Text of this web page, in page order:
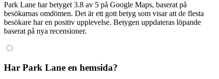
Park Lane har betyget 3.8 av 5 på Google Maps, baserat på
besökarnas omdömen. Det är ett gott betyg som visar att de flesta
besökare har en positiv upplevelse. Betygen uppdateras löpande
baserat på nya recensioner.
Har Park Lane en hemsida?